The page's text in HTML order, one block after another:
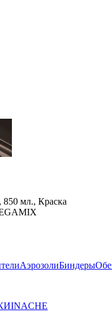
850 мл., Краска
АэрозолиБиндеры
INACHE